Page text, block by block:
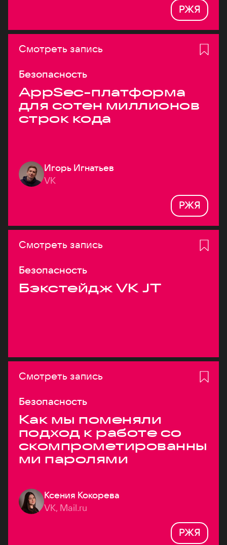
РЖЯ
Смотреть запись
Безопасность
AppSec-платформа
для сотен миллионов
строк кода
Игорь Игнатьев
VK
РЖЯ
Смотреть запись
Безопасность
Бэкстейдж VK JT
Смотреть запись
Безопасность
Как мы поменяли
подход к работе со
скомпрометированны
ми паролями
Ксения Кокорева
VK, Mail.ru
РЖЯ